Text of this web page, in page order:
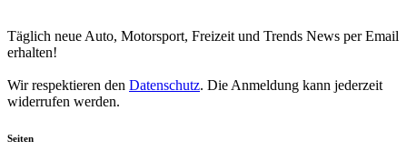
Täglich neue Auto, Motorsport, Freizeit und Trends News per Email
erhalten!
Wir respektieren den Datenschutz. Die Anmeldung kann jederzeit
widerrufen werden.
Seiten